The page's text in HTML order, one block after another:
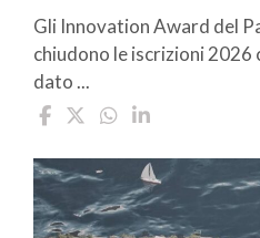
Gli Innovation Award del
chiudono le iscrizioni 2026
dato ...